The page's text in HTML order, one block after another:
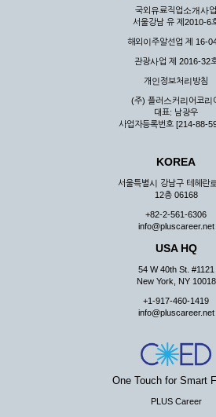
게 누설, 배포하여서는 안됩니다. 다만,
기관 등의 합법적인 요구가 있는 경우에
③ 회사는 이용자로부터 제기되는 의견
인정할 경우에는 즉시 처리하여야 하며,
우 그 처리를 위해 노력해야 합니다.
제7조 (회원의 의무)
① 회원은 ID와 비밀 번호에 관한 모든
② 회원은 이용신청서의 기재내용 중 변
서비스를 통하여 그 내용을 회사에 통지
③ 다른 회원의 ID와 비밀번호를 부당하
④ 회원은 회사의 서비스에서 타 사이트
아야 하며 공공질서나 미풍약속에 위배되
리 행위도 할 수 없습니다.
사가 통지하는 사항을 준수하여야 하며,
해되는 행위를 하여서는 아니 됩니다.
제8조 (회원의 관리)
① 회원은 언제든 이 약관에 대한 동의를
국외유료직업소개사업
서울강남 유 제2010-6
해외이주알선업 제 16-
관광사업 제 2016-32
개인정보처리방침
(주) 플러스커리어코리
대표: 남광우
사업자등록번호 [214-88-
KOREA
서울특별시 강남구 테헤란
12층 06168
+82-2-561-6306
info@pluscareer.net
USA HQ
54 W 40th St. #1121
New York, NY 10018
+1-917-460-1419
info@pluscareer.net
One Touch for Smart
PLUS Career